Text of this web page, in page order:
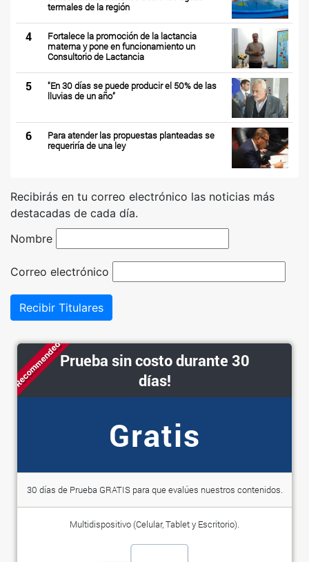
termales de la región
4
Fortalece la promoción de la lactancia
materna y pone en funcionamiento un
Consultorio de Lactancia
5
"En 30 días se puede producir el 50% de las
lluvias de un año”
6
Para atender las propuestas planteadas se
requeriría de una ley
Recibirás en tu correo electrónico las noticias más
destacadas de cada día.
Nombre
Correo electrónico
Recibir Titulares
RecommendedPrueba sin costo durante 30
días!
Gratis
30 días de Prueba GRATIS para que evalúes nuestros contenidos.
Multidispositivo (Celular, Tablet y Escritorio).